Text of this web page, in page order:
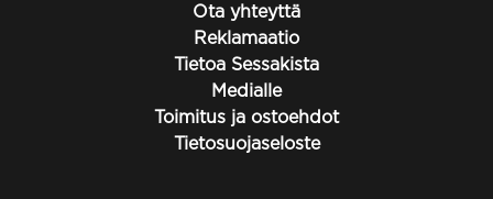
Ota yhteyttä
Reklamaatio
Tietoa Sessakista
Medialle
Toimitus ja ostoehdot
Tietosuojaseloste